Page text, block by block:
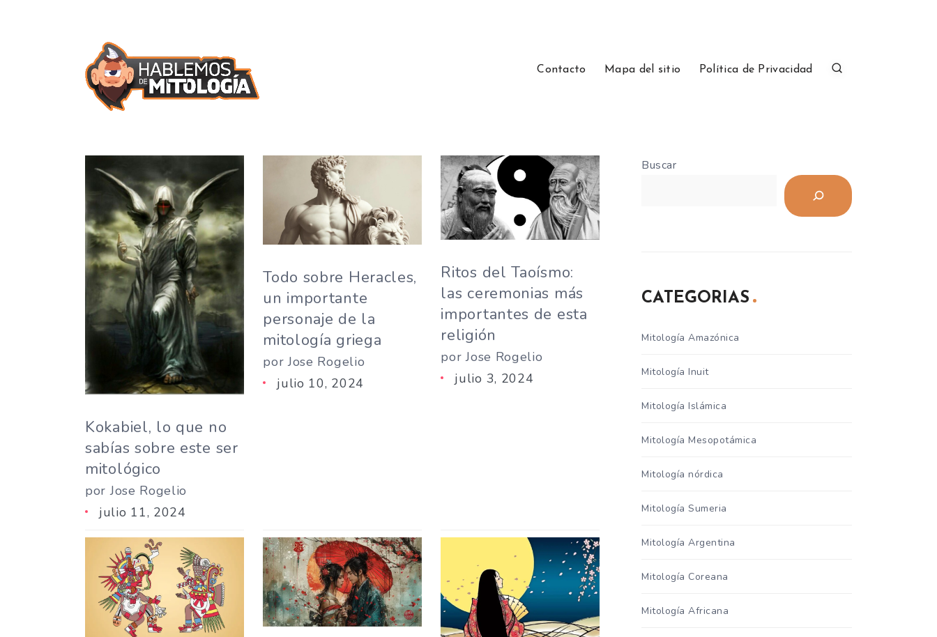
Contacto Mapa del sitio Política de Privacidad
Kokabiel, lo que no
sabías sobre este ser
mitológico
por Jose Rogelio
julio 11, 2024
Todo sobre Heracles,
un importante
personaje de la
mitología griega
por Jose Rogelio
julio 10, 2024
Ritos del Taoísmo:
las ceremonias más
importantes de esta
religión
por Jose Rogelio
julio 3, 2024
Buscar
CATEGORIAS
Mitología Amazónica
Mitología Inuit
Mitología Islámica
Mitología Mesopotámica
Mitología nórdica
Mitología Sumeria
Mitología Argentina
Mitología Coreana
Mitología Africana